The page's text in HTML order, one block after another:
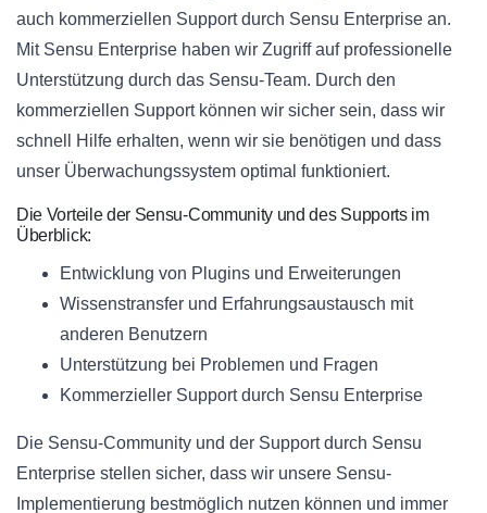
auch kommerziellen Support durch Sensu Enterprise an.
Mit Sensu Enterprise haben wir Zugriff auf professionelle
Unterstützung durch das Sensu-Team. Durch den
kommerziellen Support können wir sicher sein, dass wir
schnell Hilfe erhalten, wenn wir sie benötigen und dass
unser Überwachungssystem optimal funktioniert.
Die Vorteile der Sensu-Community und des Supports im
Überblick:
Entwicklung von Plugins und Erweiterungen
Wissenstransfer und Erfahrungsaustausch mit
anderen Benutzern
Unterstützung bei Problemen und Fragen
Kommerzieller Support durch Sensu Enterprise
Die Sensu-Community und der Support durch Sensu
Enterprise stellen sicher, dass wir unsere Sensu-
Implementierung bestmöglich nutzen können und immer